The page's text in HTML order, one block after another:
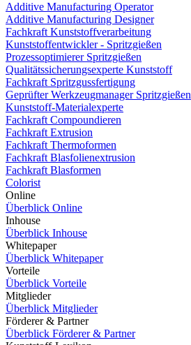
Additive Manufacturing Operator
Additive Manufacturing Designer
Fachkraft Kunststoffverarbeitung
Kunststoffentwickler - Spritzgießen
Prozessoptimierer Spritzgießen
Qualitätssicherungsexperte Kunststoff
Fachkraft Spritzgussfertigung
Geprüfter Werkzeugmanager Spritzgießen
Kunststoff-Materialexperte
Fachkraft Compoundieren
Fachkraft Extrusion
Fachkraft Thermoformen
Fachkraft Blasfolienextrusion
Fachkraft Blasformen
Colorist
Online
Überblick Online
Inhouse
Überblick Inhouse
Whitepaper
Überblick Whitepaper
Vorteile
Überblick Vorteile
Mitglieder
Überblick Mitglieder
Förderer & Partner
Überblick Förderer & Partner